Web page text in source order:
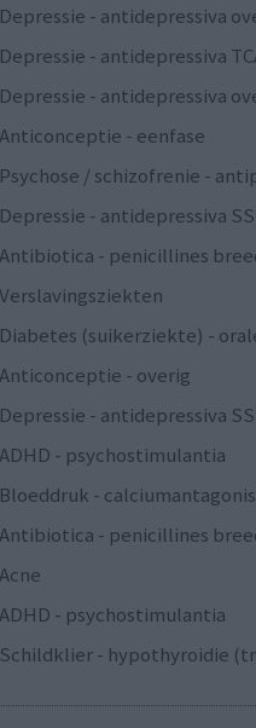
Depressie - antidepressiva
Depressie - antidepressiva
Depressie - antidepressiva
Anticonceptie - eenfase
Psychose / schizofrenie -
Depressie - antidepressiva
Antibiotica - penicillines
Verslavingsziekten
Diabetes (suikerziekte) -
Anticonceptie - overig
Depressie - antidepressiva
ADHD - psychostimulantia
Bloeddruk -
Antibiotica - penicillines
Acne
ADHD - psychostimulantia
Schildklier - hypothyroidie